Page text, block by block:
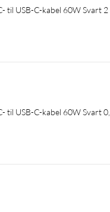
til USB-C-kabel 60W Svart 2
til USB-C-kabel 60W Svart